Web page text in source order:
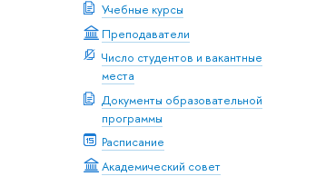
Учебные курсы
Преподаватели
Число студентов и вакантные
места
Документы образовательной
программы
Расписание
Академический совет